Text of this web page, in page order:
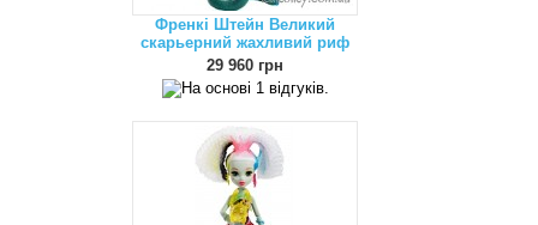
Френкі Штейн Великий
скарьерний жахливий риф
29 960 грн